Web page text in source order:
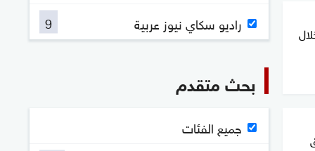
راديو سكاي نيوز عربية
9
بحث متقدم
جميع الفئات